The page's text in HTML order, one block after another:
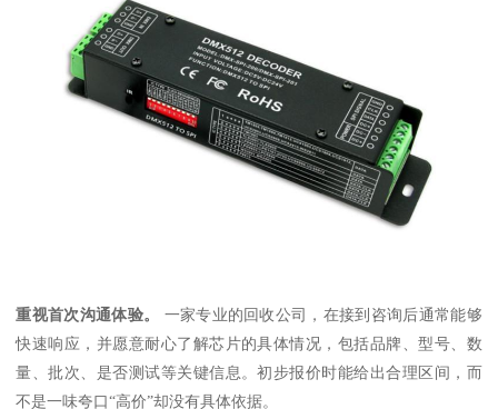
重视首次沟通体验。
一家专业的回收公司，在接到咨询后通常能够
快速响应，并愿意耐心了解芯片的具体情况，包括品牌、型号、数
量、批次、是否测试等关键信息。初步报价时能给出合理区间，而
不是一味夸口“高价”却没有具体依据。